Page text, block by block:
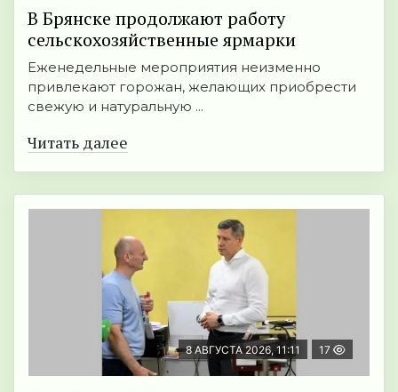
В Брянске продолжают работу
сельскохозяйственные ярмарки
Еженедельные мероприятия неизменно
привлекают горожан, желающих приобрести
свежую и натуральную ...
Читать далее
8 АВГУСТА 2026, 11:11 17